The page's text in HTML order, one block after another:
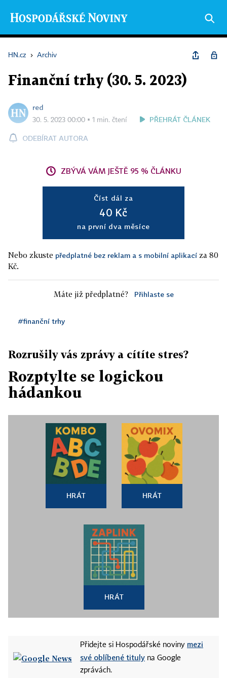
HN.cz › Archiv
Finanční trhy (30. 5. 2023)
red
30. 5. 2023 00:00 ▪ 1 min. čtení PŘEHRÁT ČLÁNEK
ODEBÍRAT AUTORA
ZBÝVÁ VÁM JEŠTĚ 95 % ČLÁNKU
Číst dál za
40 Kč
na první dva měsíce
Nebo zkuste předplatné bez reklam a s mobilní aplikací za 80
Kč.
Máte již předplatné? Přihlaste se
#finanční trhy
Rozrušily vás zprávy a cítíte stres?
Rozptylte se logickou
hádankou
HRÁT HRÁT
HRÁT
Přidejte si Hospodářské noviny mezi
své oblíbené tituly na Google
zprávách.